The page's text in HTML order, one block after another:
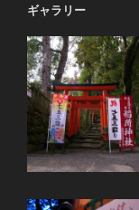
ギャラリー